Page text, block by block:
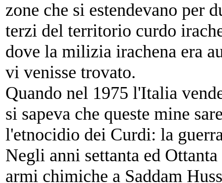
zone che si estendevano per
terzi del territorio curdo
dove la milizia irachena era
vi venisse trovato.
Quando nel 1975 l'Italia
si sapeva che queste mine
l'etnocidio dei Curdi: la
Negli anni settanta ed
armi chimiche a Saddam